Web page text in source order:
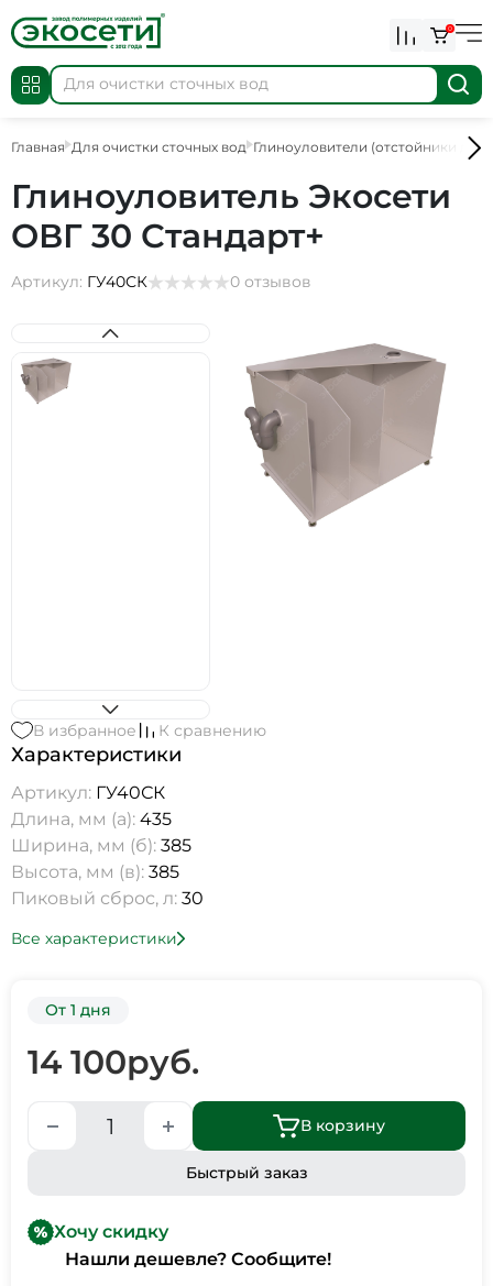
0
Главная Для очистки сточных вод Глиноуловители (отстойники для
Глиноуловитель Экосети
ОВГ 30 Стандарт+
Артикул: ГУ40СК 0 отзывов
В избранное К сравнению
Характеристики
Артикул: ГУ40СК
Длина, мм (а): 435
Ширина, мм (б): 385
Высота, мм (в): 385
Пиковый сброс, л: 30
Все характеристики
От 1 дня
14 100руб.
В корзину
Быстрый заказ
Хочу скидку
Нашли дешевле? Сообщите!